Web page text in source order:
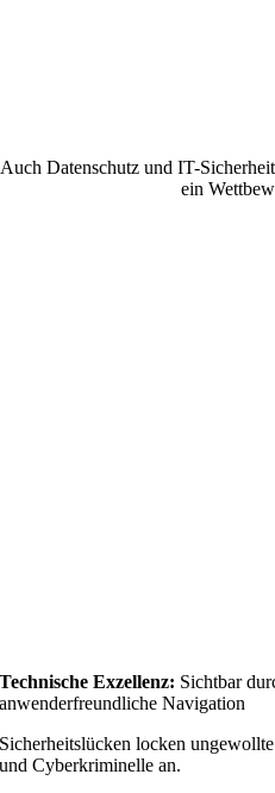
Auch Datenschutz und IT-
ein
Technische Exzellenz: Sichtbar
anwenderfreundliche Navigation
Sicherheitslücken locken
und Cyberkriminelle an.